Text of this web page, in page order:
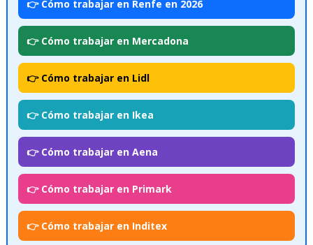
👉 Cómo trabajar en Renfe en 2026
👉 Cómo trabajar en Mercadona
👉 Cómo trabajar en Lidl
👉 Cómo trabajar en Ikea
👉 Cómo trabajar en Aena
👉 Cómo trabajar en Primark
👉 Cómo trabajar en Inditex